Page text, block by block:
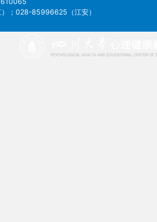
；028-85996625（江安）